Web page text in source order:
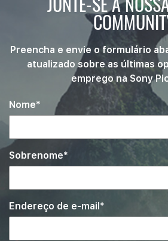
Preencha e envie o formulário
atualizado sobre as últimas
emprego na Sony
Nome
Sobrenome
Endereço de e-mail